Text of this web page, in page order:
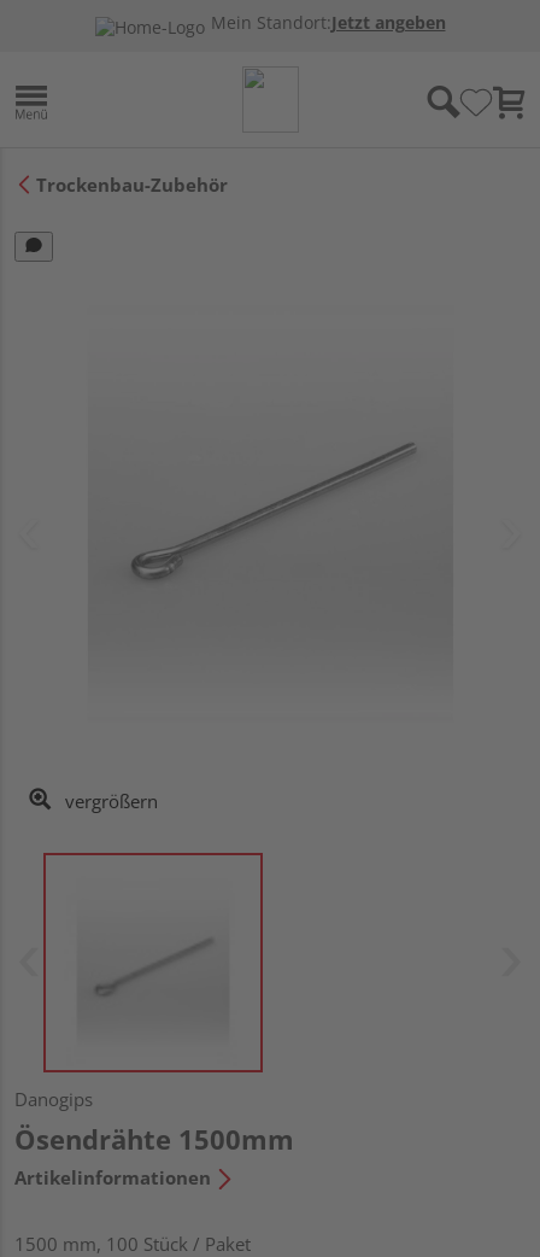
Mein Standort:Jetzt angeben
Trockenbau-Zubehör
vergrößern
Danogips
Ösendrähte 1500mm
Artikelinformationen
1500 mm, 100 Stück / Paket